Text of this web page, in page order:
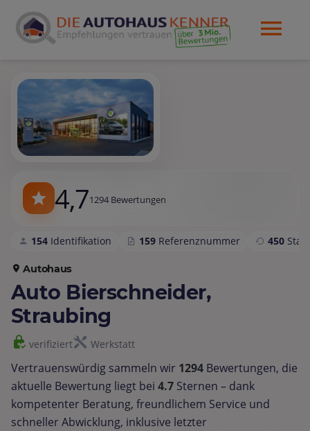
4,71294 Bewertungen
154 Identifikation 159 Referenznummer 450
Autohaus
Auto Bierschneider,
Straubing
verifiziert Werkstatt
Vertrauenswürdig sammeln wir 1294 Bewertungen, die
aktuelle Bewertung liegt bei 4.7 Sternen – dank
kompetenter Beratung, freundlichem Service und
schneller Abwicklung, inklusive letzter